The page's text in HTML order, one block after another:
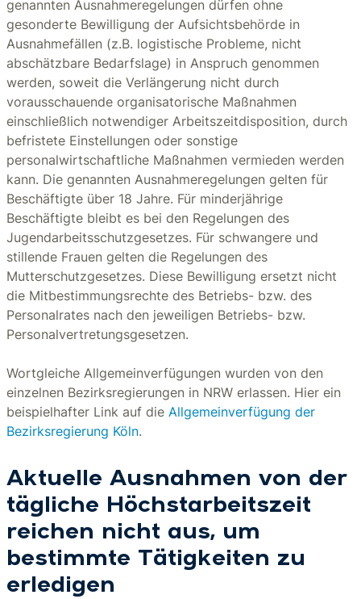
genannten Ausnahmeregelungen dürfen ohne
gesonderte Bewilligung der Aufsichtsbehörde in
Ausnahmefällen (z.B. logistische Probleme, nicht
abschätzbare Bedarfslage) in Anspruch genommen
werden, soweit die Verlängerung nicht durch
vorausschauende organisatorische Maßnahmen
einschließlich notwendiger Arbeitszeitdisposition, durch
befristete Einstellungen oder sonstige
personalwirtschaftliche Maßnahmen vermieden werden
kann. Die genannten Ausnahmeregelungen gelten für
Beschäftigte über 18 Jahre. Für minderjährige
Beschäftigte bleibt es bei den Regelungen des
Jugendarbeitsschutzgesetzes. Für schwangere und
stillende Frauen gelten die Regelungen des
Mutterschutzgesetzes. Diese Bewilligung ersetzt nicht
die Mitbestimmungsrechte des Betriebs- bzw. des
Personalrates nach den jeweiligen Betriebs- bzw.
Personalvertretungsgesetzen.
Wortgleiche Allgemeinverfügungen wurden von den
einzelnen Bezirksregierungen in NRW erlassen. Hier ein
beispielhafter Link auf die Allgemeinverfügung der
Bezirksregierung Köln.
Aktuelle Ausnahmen von der
tägliche Höchstarbeitszeit
reichen nicht aus, um
bestimmte Tätigkeiten zu
erledigen